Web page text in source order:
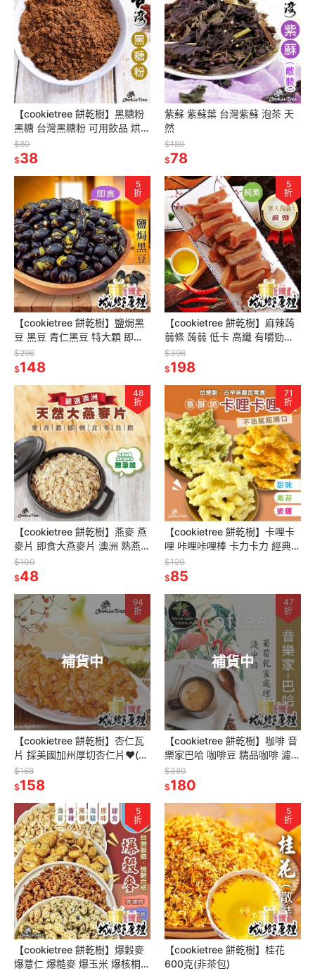
【cookietree 餅乾樹】黑糖粉
黑糖 台灣黑糖粉 可用飲品 烘焙
甜點
$80
$38
紫蘇 紫蘇葉 台灣紫蘇 泡茶 天
然
$180
$78
5
折
【cookietree 餅乾樹】鹽焗黑
豆 黑豆 青仁黑豆 特大顆 即食
營養豐富養生黑豆午茶點心全
素 100克 250克
$296
$148
5
折
【cookietree 餅乾樹】麻辣蒟
蒻條 蒟蒻 低卡 高纖 有嚼勁
120g/250g 全素
$396
$198
48
折
【cookietree 餅乾樹】燕麥 燕
麥片 即食大燕麥片 澳洲 熟燕麥
麥片 早餐麥片 沖泡 燉煮 烘焙
無添加物
$100
$48
71
折
【cookietree 餅乾樹】卡哩卡
哩 咔哩咔哩棒 卡力卡力 經典甜
味 海苔 披薩口味 古早味餅乾
伴手禮年貨 普渡
$120
$85
補貨中
94
折
【cookietree 餅乾樹】杏仁瓦
片 採美國加州厚切杏仁片❤(蛋
奶素)
$168
$158
補貨中
47
折
【cookietree 餅乾樹】咖啡 音
樂家巴哈 咖啡豆 精品咖啡 濾掛
耳包 台灣新鮮烘豆
$380
$180
5
折
【cookietree 餅乾樹】爆穀麥
爆薏仁 爆糙麥 爆玉米 爆核桐麥
5
折
【cookietree 餅乾樹】桂花
600克(非茶包)